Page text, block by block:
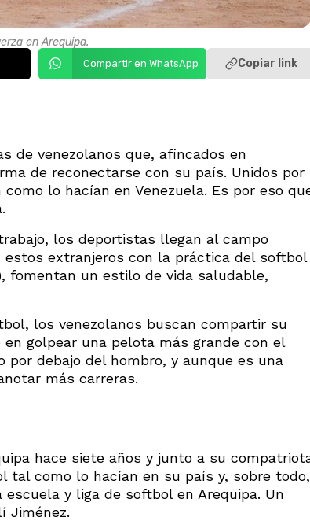
en Arequipa.
Compartir en WhatsApp Copiar link
de venezolanos que, afincados en
de reconectarse con su país. Unidos por
lo hacían en Venezuela. Es por eso
los deportistas llegan al campo
estos extranjeros con la práctica del softbol
fomentan un estilo de vida saludable,
los venezolanos buscan compartir su
golpear una pelota más grande con el
debajo del hombro, y aunque es una
más carreras.
hace siete años y junto a su
tal como lo hacían en su país y, sobre todo,
y liga de softbol en Arequipa. Un
Jiménez.